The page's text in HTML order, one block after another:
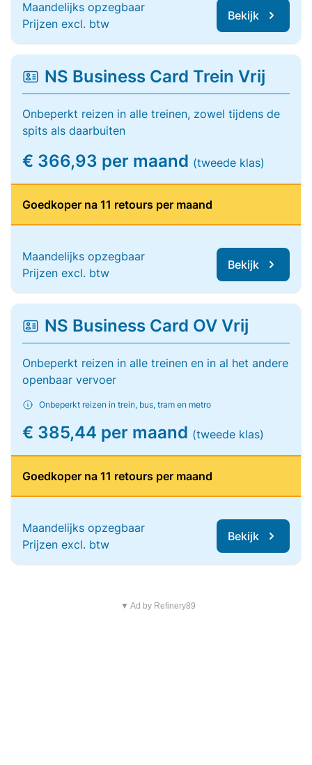
Maandelijks opzegbaar
Prijzen excl. btw
Bekijk
NS Business Card Trein Vrij
Onbeperkt reizen in alle treinen, zowel tijdens de
spits als daarbuiten
€ 366,93 per maand (tweede klas)
Goedkoper na 11 retours per maand
Maandelijks opzegbaar
Prijzen excl. btw
Bekijk
NS Business Card OV Vrij
Onbeperkt reizen in alle treinen en in al het andere
openbaar vervoer
Onbeperkt reizen in trein, bus, tram en metro
€ 385,44 per maand (tweede klas)
Goedkoper na 11 retours per maand
Maandelijks opzegbaar
Prijzen excl. btw
Bekijk
▼ Ad by Refinery89